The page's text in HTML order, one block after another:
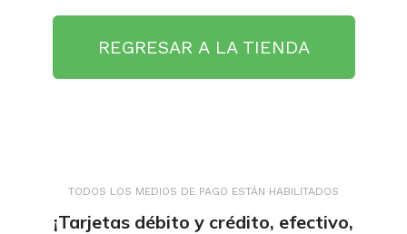
REGRESAR A LA TIENDA
TODOS LOS MEDIOS DE PAGO ESTÁN HABILITADOS
¡Tarjetas débito y crédito, efectivo,